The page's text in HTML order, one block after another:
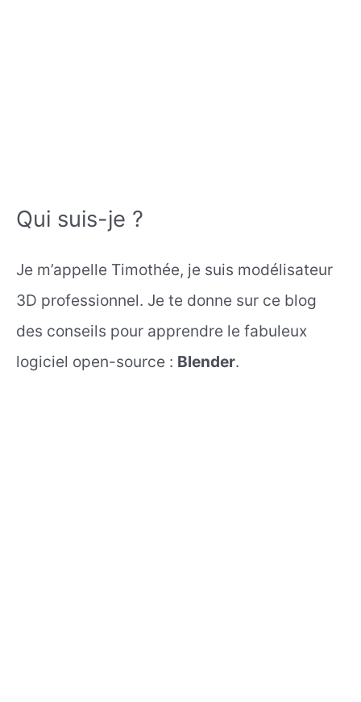
Qui suis-je ?
Je m’appelle Timothée, je suis modélisateur
3D professionnel. Je te donne sur ce blog
des conseils pour apprendre le fabuleux
logiciel open-source : Blender.